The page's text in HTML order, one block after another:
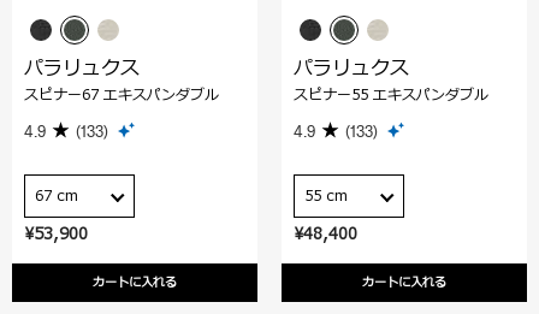
¥53,900
カートに入れる
パラリュクス
スピナー67 エキスパンダブル
4.9 (133)
67 cm
¥48,400
カートに入れる
パラリュクス
スピナー55 エキスパンダブル
4.9 (133)
55 cm